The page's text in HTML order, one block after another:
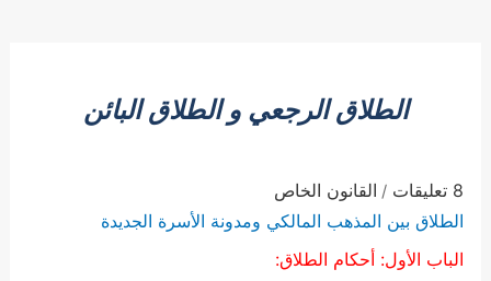
الطلاق الرجعي و الطلاق البائن
8 تعليقات / القانون الخاص
الطلاق بين المذهب المالكي ومدونة الأسرة الجديدة
الباب الأول: أحكام الطلاق: